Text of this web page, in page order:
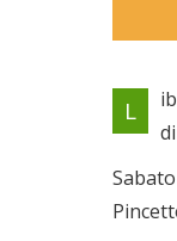
Alla
Il
L